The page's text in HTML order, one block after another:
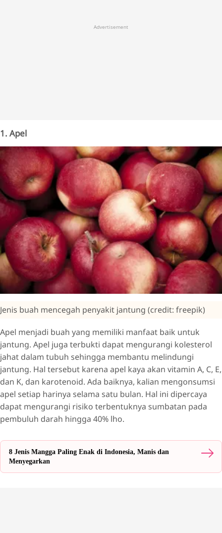
Advertisement
1. Apel
Jenis buah mencegah penyakit jantung (credit: freepik)
Apel menjadi buah yang memiliki manfaat baik untuk
jantung. Apel juga terbukti dapat mengurangi kolesterol
jahat dalam tubuh sehingga membantu melindungi
jantung. Hal tersebut karena apel kaya akan vitamin A, C, E,
dan K, dan karotenoid. Ada baiknya, kalian mengonsumsi
apel setiap harinya selama satu bulan. Hal ini dipercaya
dapat mengurangi risiko terbentuknya sumbatan pada
pembuluh darah hingga 40% lho.
8 Jenis Mangga Paling Enak di Indonesia, Manis dan
Menyegarkan